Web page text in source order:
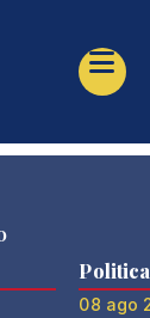
Politica
08 ago